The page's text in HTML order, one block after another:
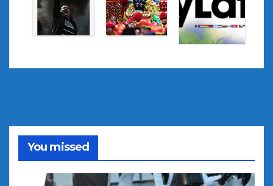
You missed